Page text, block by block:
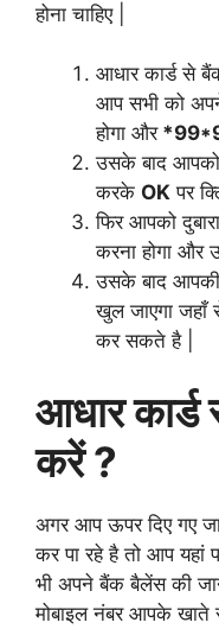
होना चाहिए |
आधार कार्ड से
आप सभी को
होगा और
उसके बाद
करके OK पर
फिर आपको
करना होगा और
उसके बाद
खुल जाएगा
कर सकते है |
आधार
करें ?
अगर आप ऊपर दिए गए
कर पा रहे है तो आप यहां
भी अपने बैंक बैलेंस की
मोबाइल नंबर आपके खाते